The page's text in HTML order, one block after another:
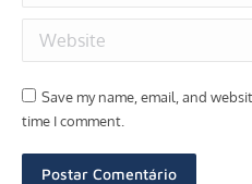
Website
Save my name, email, and
time I comment.
Postar Comentário